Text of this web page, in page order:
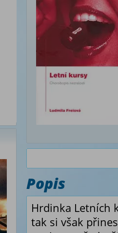
Popis
Hrdinka Letních
tak si však